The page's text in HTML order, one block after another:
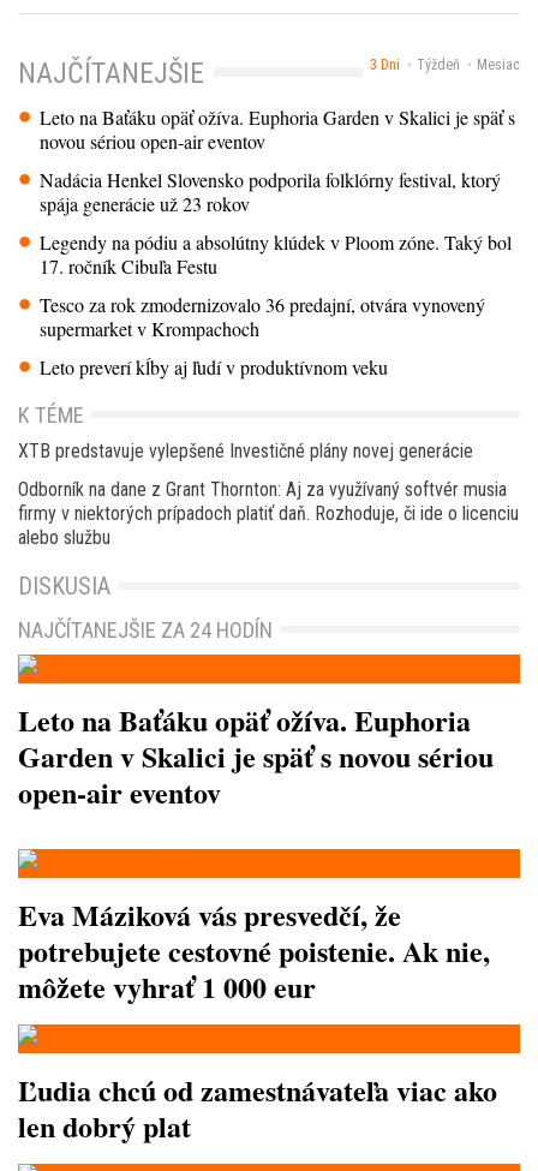
3 Dni Týždeň Mesiac
NAJČÍTANEJŠIE
Leto na Baťáku opäť ožíva. Euphoria Garden v Skalici je späť s
novou sériou open-air eventov
Nadácia Henkel Slovensko podporila folklórny festival, ktorý
spája generácie už 23 rokov
Legendy na pódiu a absolútny klúdek v Ploom zóne. Taký bol
17. ročník Cibuľa Festu
Tesco za rok zmodernizovalo 36 predajní, otvára vynovený
supermarket v Krompachoch
Leto preverí kĺby aj ľudí v produktívnom veku
K TÉME
XTB predstavuje vylepšené Investičné plány novej generácie
Odborník na dane z Grant Thornton: Aj za využívaný softvér musia
firmy v niektorých prípadoch platiť daň. Rozhoduje, či ide o licenciu
alebo službu
DISKUSIA
NAJČÍTANEJŠIE ZA 24 HODÍN
Leto na Baťáku opäť ožíva. Euphoria
Garden v Skalici je späť s novou sériou
open-air eventov
Eva Máziková vás presvedčí, že
potrebujete cestovné poistenie. Ak nie,
môžete vyhrať 1 000 eur
Ľudia chcú od zamestnávateľa viac ako
len dobrý plat